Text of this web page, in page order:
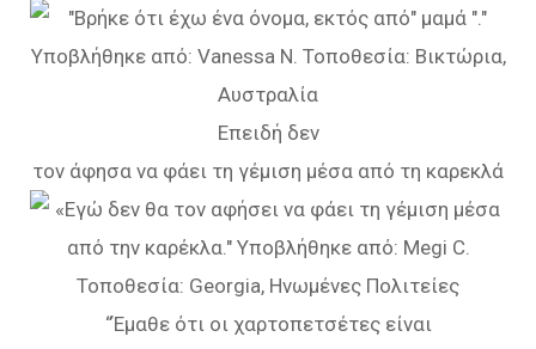
Επειδή δεν
τον άφησα να φάει τη γέμιση μέσα από τη καρεκλά
“Έμαθε ότι οι χαρτοπετσέτες είναι